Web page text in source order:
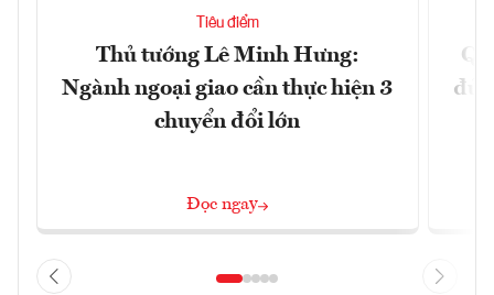
Tiêu điểm
Thủ tướng Lê Minh Hưng:
Ngành ngoại giao cần thực hiện 3
chuyển đổi lớn
Đọc ngay
đủ